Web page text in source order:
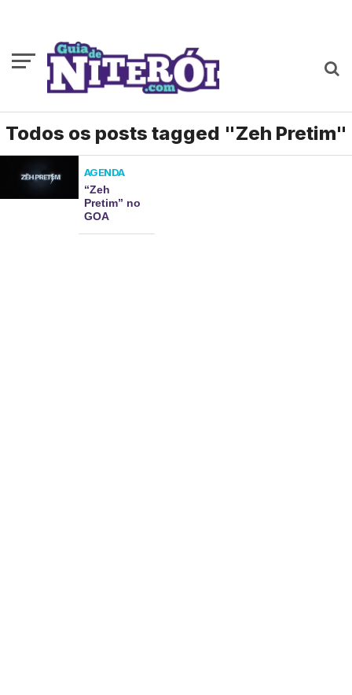
Todos os posts tagged "Zeh Pretim"
AGENDA
“Zeh
Pretim” no
GOA